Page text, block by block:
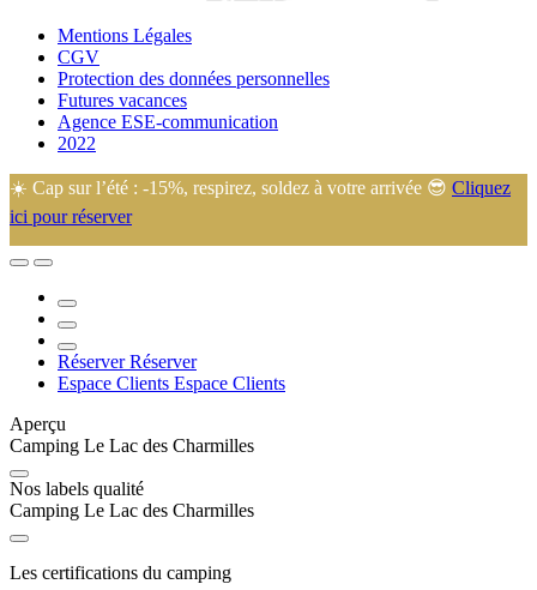
Mentions Légales
CGV
Protection des données personnelles
Futures vacances
Agence ESE-communication
2022
☀️ Cap sur l’été : -15%, respirez, soldez à votre arrivée 😎 Cliquez
ici pour réserver
🙂 Eugénie et Arnaud vous accueillent dans leur camping familial au
touristiques.
Réserver Réserver
Espace Clients Espace Clients
Aperçu
Camping Le Lac des Charmilles
Nos labels qualité
Camping Le Lac des Charmilles
Les certifications du camping